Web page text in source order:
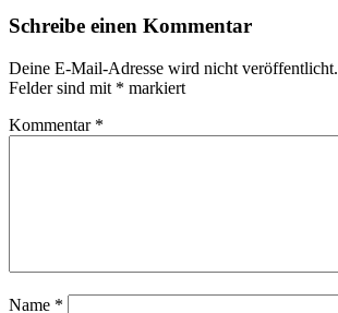
Schreibe einen Kommentar
Deine E-Mail-Adresse wird nicht veröffentlicht.
Felder sind mit * markiert
Kommentar *
Name *